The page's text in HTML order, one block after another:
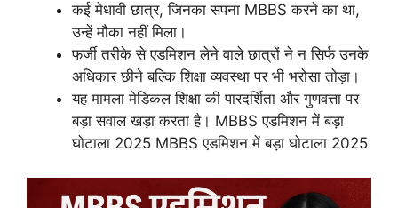
कई मेधावी छात्र, जिनका सपना MBBS करने का था,
उन्हें मौका नहीं मिला।
फर्जी तरीके से एडमिशन लेने वाले छात्रों ने न सिर्फ उनके
अधिकार छीने बल्कि शिक्षा व्यवस्था पर भी भरोसा तोड़ा।
यह मामला मेडिकल शिक्षा की पारदर्शिता और गुणवत्ता पर
बड़ा सवाल खड़ा करता है। MBBS एडमिशन में बड़ा
घोटाला 2025 MBBS एडमिशन में बड़ा घोटाला 2025